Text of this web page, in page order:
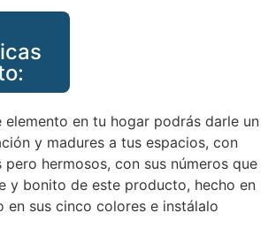
elemento en tu hogar podrás darle un
y madures a tus espacios, con
hermosos, con sus números que
y bonito de este producto, hecho en
en sus cinco colores e instálalo